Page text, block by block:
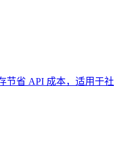
省 API 成本，适用于社